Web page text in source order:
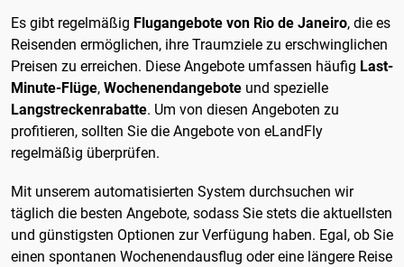
Es gibt regelmäßig Flugangebote von Rio de Janeiro, die es
Reisenden ermöglichen, ihre Traumziele zu erschwinglichen
Preisen zu erreichen. Diese Angebote umfassen häufig Last-
Minute-Flüge, Wochenendangebote und spezielle
Langstreckenrabatte. Um von diesen Angeboten zu
profitieren, sollten Sie die Angebote von eLandFly
regelmäßig überprüfen.
Mit unserem automatisierten System durchsuchen wir
täglich die besten Angebote, sodass Sie stets die aktuellsten
und günstigsten Optionen zur Verfügung haben. Egal, ob Sie
einen spontanen Wochenendausflug oder eine längere Reise